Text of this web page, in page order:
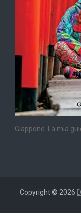
Giappone. La mia
Copyright © 2026